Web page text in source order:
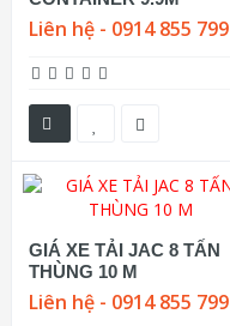
Liên hệ - 0914 855 799
GIÁ XE TẢI JAC 8 TẤN
THÙNG 10 M
Liên hệ - 0914 855 799